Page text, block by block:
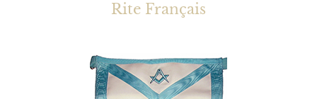
Rite Français